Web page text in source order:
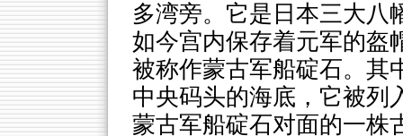
多湾旁。它是日本三大八
如今宫内保存着元军的盔
被称作蒙古军船碇石。其
中央码头的海底，它被列
蒙古军船碇石对面的一株